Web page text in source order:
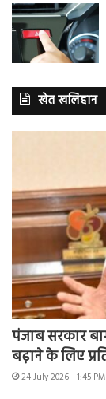
खेत खलिहान
पंजाब सरकार
बढ़ाने के लिए
24 July 2026 - 1:45 PM